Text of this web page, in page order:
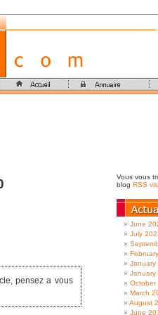
pensez a vous
Vous vous
blog RSS
June
July
January
January
October
March
August
June